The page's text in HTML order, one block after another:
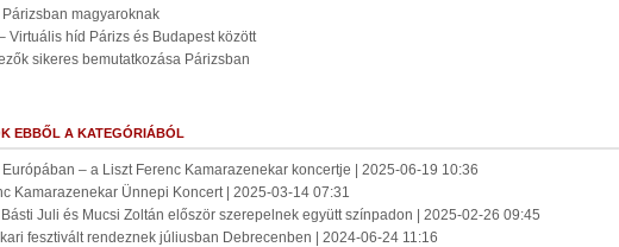
magyaroknak
Virtuális híd Párizs és Budapest között
sikeres bemutatkozása Párizsban
EBBŐL A KATEGÓRIÁBÓL
Európában – a Liszt Ferenc Kamarazenekar koncertje | 2025-06-19 10:36
Kamarazenekar Ünnepi Koncert | 2025-03-14 07:31
Juli és Mucsi Zoltán először szerepelnek együtt színpadon | 2025-02-26 09:45
fesztivált rendeznek júliusban Debrecenben | 2024-06-24 11:16